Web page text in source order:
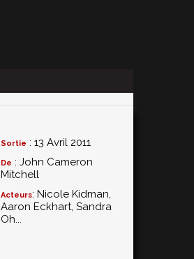
Sortie : 13 Avril 2011
De : John Cameron
Mitchell
Acteurs: Nicole Kidman,
Aaron Eckhart, Sandra
Oh...